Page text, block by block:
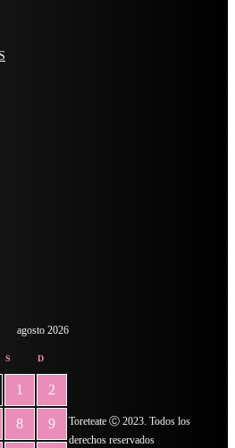
agosto 2026
S D
1 2
8 9
Toreteate Ⓒ 2023. Todos los
derechos reservados